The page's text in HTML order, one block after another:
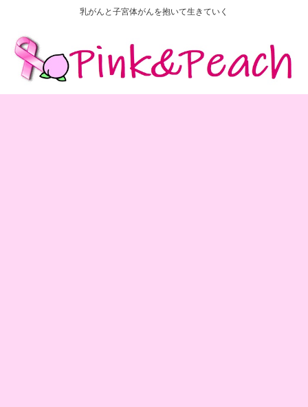
乳がんと子宮体がんを抱いて生きていく